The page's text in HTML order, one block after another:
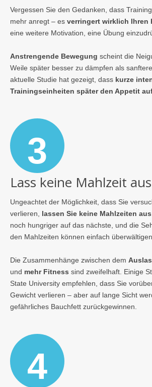
Vergessen Sie den Gedanken, dass
mehr anregt – es verringert wirklich Ihren
eine weitere Motivation, eine Übung
Anstrengende Bewegung scheint die
Weile später besser zu dämpfen als
aktuelle Studie hat gezeigt, dass kurze
Trainingseinheiten später den Appetit
3
Lass keine Mahlzeit aus
Ungeachtet der Möglichkeit, dass Sie
verlieren, lassen Sie keine Mahlzeiten aus
noch hungriger auf das nächste, und die
den Mahlzeiten können einfach
Die Zusammenhänge zwischen dem
und mehr Fitness sind zweifelhaft. Einige
State University empfehlen, dass Sie
Gewicht verlieren – aber auf lange Sicht
gefährliches Bauchfett zurückgewinnen.
4